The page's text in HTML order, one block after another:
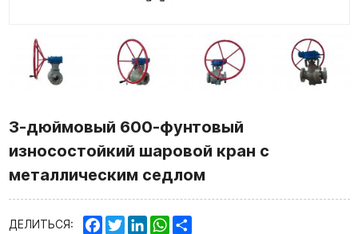
3-дюймовый 600-фунтовый
износостойкий шаровой кран с
металлическим седлом
ДЕЛИТЬСЯ: Facebook
TwitterLinkedInWhatsApp
Share